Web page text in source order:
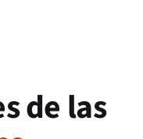
de las